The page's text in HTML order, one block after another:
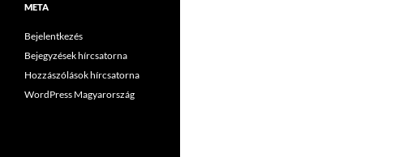
META
Bejelentkezés
Bejegyzések hírcsatorna
Hozzászólások hírcsatorna
WordPress Magyarország